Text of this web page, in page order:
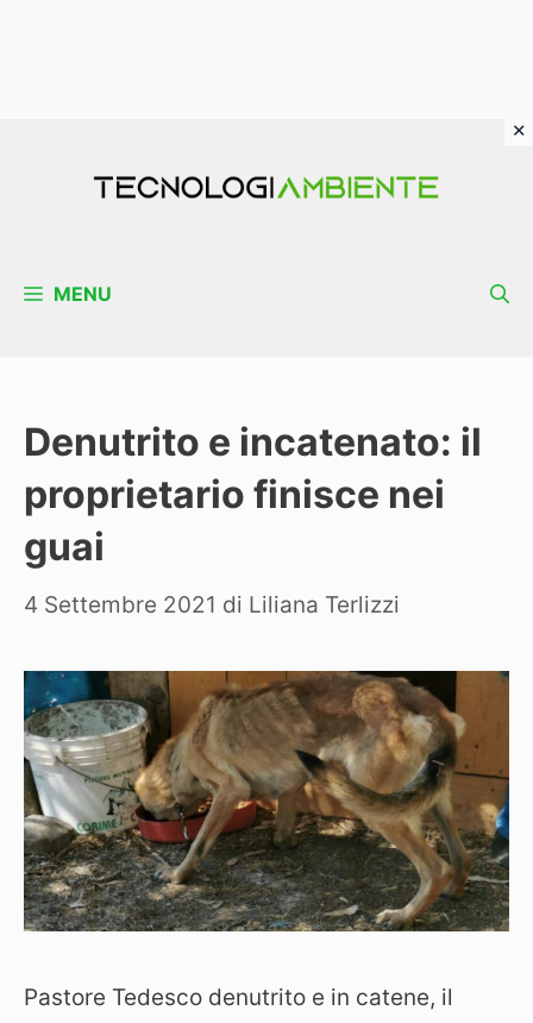
MENU
Denutrito e incatenato: il
proprietario finisce nei
guai
4 Settembre 2021 di Liliana Terlizzi
Pastore Tedesco denutrito e in catene, il